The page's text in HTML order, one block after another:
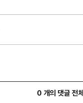
0 개의 댓글 전